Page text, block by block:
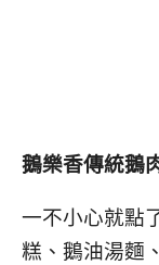
鵝樂香傳統鵝
一不小心就點
糕、鵝油湯麵